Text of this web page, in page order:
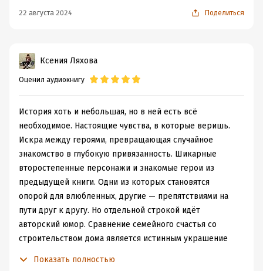
22 августа 2024 Поделиться
Ксения Ляхова
Оценил аудиокнигу
История хоть и небольшая, но в ней есть всё
необходимое. Настоящие чувства, в которые веришь.
Искра между героями, превращающая случайное
знакомство в глубокую привязанность. Шикарные
второстепенные персонажи и знакомые герои из
предыдущей книги. Одни из которых становятся
опорой для влюбленных, другие — препятствиями на
пути друг к другу. Но отдельной строкой идёт
авторский юмор. Сравнение семейного счастья со
строительством дома является истинным украшение
Показать полностью